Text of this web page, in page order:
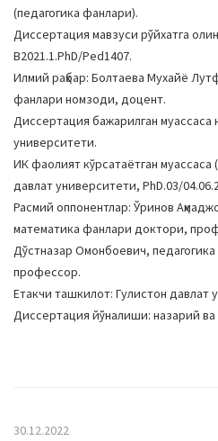
(педагогика фанлари).
Диссертация мавзуси рўйхатга
В2021.1.PhD/Pеd1407.
Илмий раҳбар: Болтаева Мухайё
фанлари номзоди, доцент.
Диссертация бажарилган
университети.
ИК фаолият кўрсатаётган муассаса
давлат университети, PhD.03/
Расмий оппонентлар: Ўринов
математика фанлари доктори,
Дўстназар Омонбоевич,
профессор.
Етакчи ташкилот: Гулистон давлат
Диссертация йўналиши: назарий ва
30.12.2022